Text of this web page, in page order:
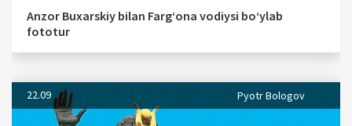
Anzor Buxarskiy bilan Farg‘ona vodiysi bo‘ylab
fototur
22.09 Pyotr Bologov